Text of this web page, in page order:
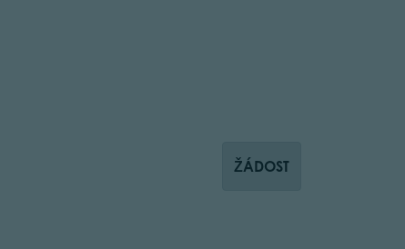
ŽÁDOST